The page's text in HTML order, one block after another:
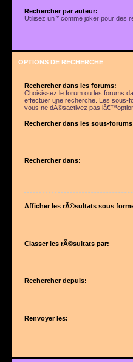
Rechercher par auteur:
Utilisez un * comme joker pour des
OPTIONS DE RECHERCHE
Rechercher dans les forums:
Choisissez le forum ou les forums
effectuer une recherche. Les sous-
vous ne dÃ©sactivez pas
Rechercher dans les sous-
Rechercher dans:
Afficher les rÃ©sultats sous
Classer les rÃ©sultats par:
Rechercher depuis:
Renvoyer les: